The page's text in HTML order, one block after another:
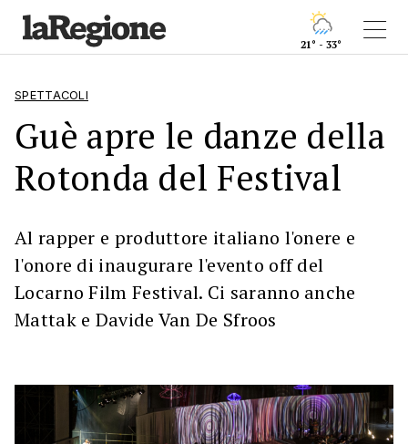
21° - 33°
SPETTACOLI
Guè apre le danze della
Rotonda del Festival
Al rapper e produttore italiano l'onere e
l'onore di inaugurare l'evento off del
Locarno Film Festival. Ci saranno anche
Mattak e Davide Van De Sfroos